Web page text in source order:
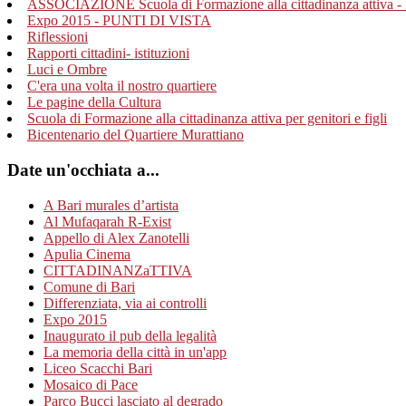
ASSOCIAZIONE Scuola di Formazione alla cittadinanza attiva -
Expo 2015 - PUNTI DI VISTA
Riflessioni
Rapporti cittadini- istituzioni
Luci e Ombre
C'era una volta il nostro quartiere
Le pagine della Cultura
Scuola di Formazione alla cittadinanza attiva per genitori e figli
Bicentenario del Quartiere Murattiano
Date un'occhiata a...
A Bari murales d’artista
Al Mufaqarah R-Exist
Appello di Alex Zanotelli
Apulia Cinema
CITTADINANZaTTIVA
Comune di Bari
Differenziata, via ai controlli
Expo 2015
Inaugurato il pub della legalità
La memoria della città in un'app
Liceo Scacchi Bari
Mosaico di Pace
Parco Bucci lasciato al degrado